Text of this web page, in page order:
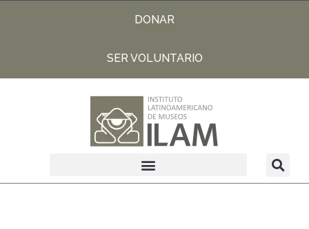
DONAR
SER VOLUNTARIO